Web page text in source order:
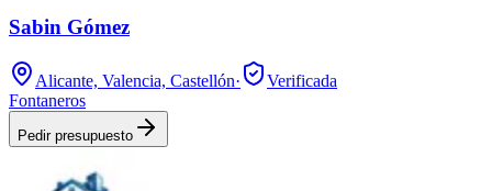
Sabin Gómez
Alicante, Valencia, Castellón·
Verificada
Fontaneros
Pedir presupuesto